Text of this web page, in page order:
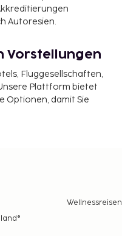
Autoresien.
Vorstellungen
Fluggesellschaften,
Plattform bietet
Optionen, damit Sie
Wellnessreisen